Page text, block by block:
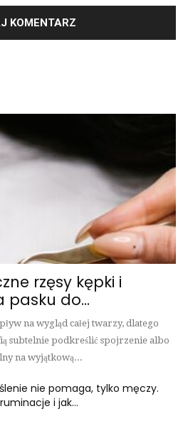
rzęsy kępki i
pasku do...
na wygląd całej twarzy, dlatego
subtelnie podkreślić spojrzenie albo
na wyjątkową...
nie pomaga, tylko męczy.
i jak...